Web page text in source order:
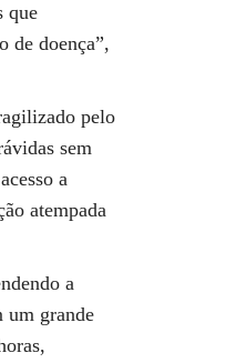
que
de doença”,
pelo
sem
a
atempada
a
um grande